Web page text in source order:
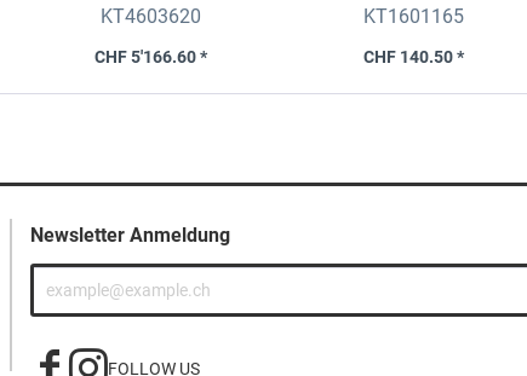
29-tlg
KT4603620
CHF 5'166.60 *
Werkstattpresse, 8-tlg
KT1601165
CHF 140.50 *
Newsletter Anmeldung
FOLLOW US